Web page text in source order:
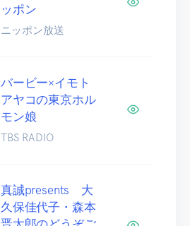
ッポン
ニッポン放送
バービー×イモト
アヤコの東京ホル
モン娘
TBS RADIO
真誠presents 大
久保佳代子・森本